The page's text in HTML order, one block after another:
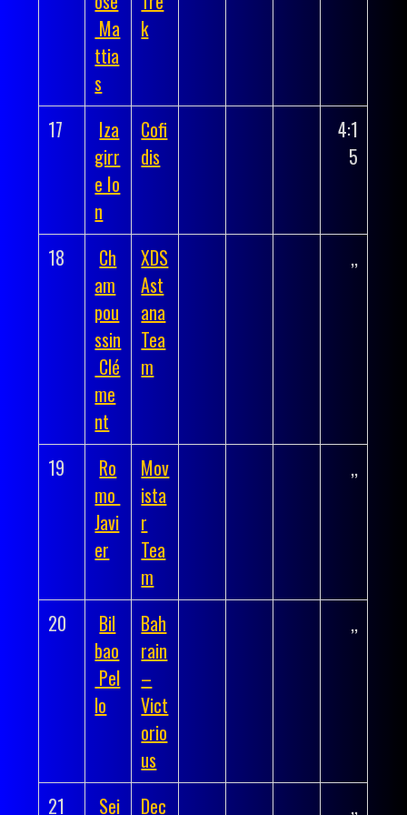
Ma
ttia
s
k
17
Iza
girr
e Io
n
Cofi
dis
4:1
5
18
Ch
am
pou
ssin
Clé
me
nt
XDS
Ast
ana
Tea
m
,,
19
Ro
mo
Javi
er
Mov
ista
r
Tea
m
,,
20
Bil
bao
Pel
lo
Bah
rain
–
Vict
orio
us
,,
21
Sei
Dec
,,